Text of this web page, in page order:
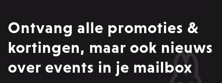
Ontvang alle promoties &
kortingen, maar ook nieuws
over events in je mailbox
Strikt noodzakelijke cookies maken
kernfunctionaliteit van de website mogelijk,
zoals gebruikersaanmelding en accountbeheer.
Zonder strikt noodzakelijke cookies kan de
website niet correct worden gebruikt.
Naam
Provider /
Domein